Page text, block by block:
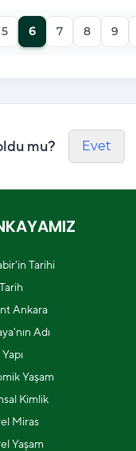
5 6 7 8 9
mu? Evet
Tarihi
Ankara
Adı
Yaşam
Kimlik
Miras
Yaşam